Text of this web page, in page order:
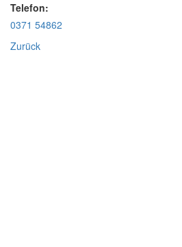
Telefon:
0371 54862
Zurück